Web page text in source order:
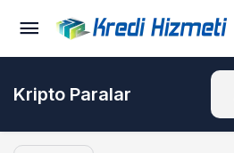
Kripto Paralar